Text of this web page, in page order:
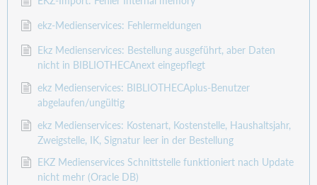
ekz-Medienservices: Fehlermeldungen
Ekz Medienservices: Bestellung ausgeführt, aber Daten
nicht in BIBLIOTHECAnext eingepflegt
ekz Medienservices: BIBLIOTHECAplus-Benutzer
abgelaufen/ungültig
ekz Medienservices: Kostenart, Kostenstelle, Haushaltsjahr,
Zweigstelle, IK, Signatur leer in der Bestellung
EKZ Medienservices Schnittstelle funktioniert nach Update
nicht mehr (Oracle DB)